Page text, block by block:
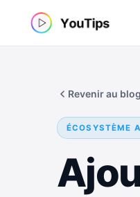
Revenir au blog
ÉCOSYSTÈME